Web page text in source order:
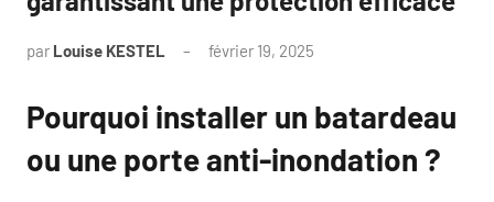
par Louise KESTEL février 19, 2025
Pourquoi installer un batardeau
ou une porte anti-inondation ?